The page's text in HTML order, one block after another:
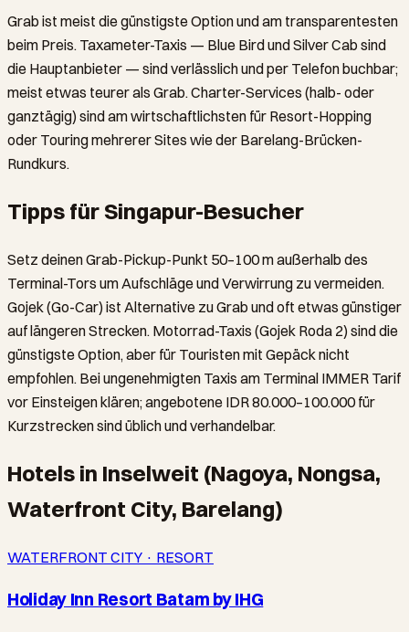
Grab ist meist die günstigste Option und am transparentesten
beim Preis. Taxameter-Taxis — Blue Bird und Silver Cab sind
die Hauptanbieter — sind verlässlich und per Telefon buchbar;
meist etwas teurer als Grab. Charter-Services (halb- oder
ganztägig) sind am wirtschaftlichsten für Resort-Hopping
oder Touring mehrerer Sites wie der Barelang-Brücken-
Rundkurs.
Tipps für Singapur-Besucher
Setz deinen Grab-Pickup-Punkt 50–100 m außerhalb des
Terminal-Tors um Aufschläge und Verwirrung zu vermeiden.
Gojek (Go-Car) ist Alternative zu Grab und oft etwas günstiger
auf längeren Strecken. Motorrad-Taxis (Gojek Roda 2) sind die
günstigste Option, aber für Touristen mit Gepäck nicht
empfohlen. Bei ungenehmigten Taxis am Terminal IMMER Tarif
vor Einsteigen klären; angebotene IDR 80.000–100.000 für
Kurzstrecken sind üblich und verhandelbar.
Hotels in Inselweit (Nagoya, Nongsa,
Waterfront City, Barelang)
WATERFRONT CITY · RESORT
Holiday Inn Resort Batam by IHG